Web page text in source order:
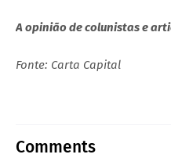
A opinião de colunistas e
Fonte: Carta Capital
Comments